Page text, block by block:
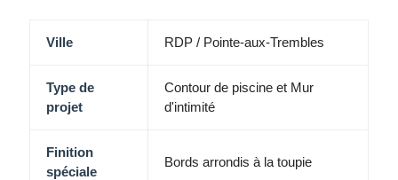
Ville RDP / Pointe-aux-Trembles
Type de
projet
Contour de piscine et Mur
d'intimité
Finition
spéciale
Bords arrondis à la toupie